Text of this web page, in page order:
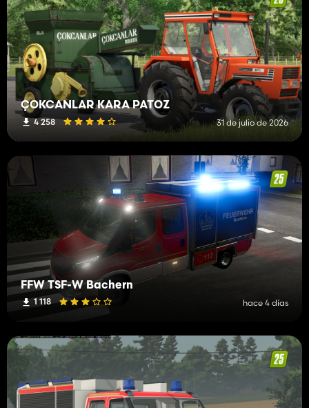
ÇOKCANLAR KARA PATOZ
4 258 31 de julio de 2026
FFW TSF-W Bachern
1 118 hace 4 días